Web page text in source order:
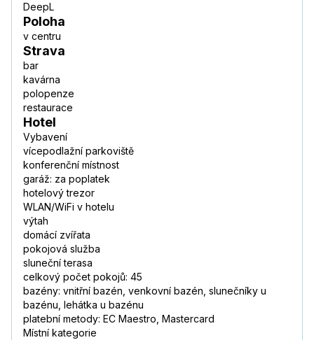
DeepL
Poloha
v centru
Strava
bar
kavárna
polopenze
restaurace
Hotel
Vybavení
vícepodlažní parkoviště
konferenční místnost
garáž: za poplatek
hotelový trezor
WLAN/WiFi v hotelu
výtah
domácí zvířata
pokojová služba
sluneční terasa
celkový počet pokojů: 45
bazény: vnitřní bazén, venkovní bazén, slunečníky u
bazénu, lehátka u bazénu
platební metody: EC Maestro, Mastercard
Místní kategorie